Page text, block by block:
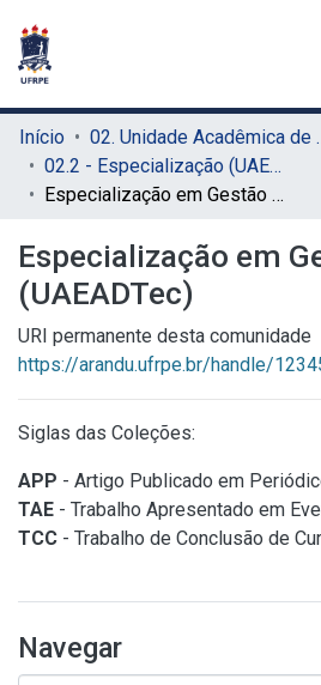
Início
02. Unidade
02.2 - Especialização (UAEADTec)
Especialização em Gestão Pública (UAEADTec)
Especialização em
(UAEADTec)
URI permanente desta comunidade
https://arandu.ufrpe.br/handle/
Siglas das Coleções:
APP - Artigo Publicado em
TAE - Trabalho Apresentado em
TCC - Trabalho de Conclusão de
Navegar